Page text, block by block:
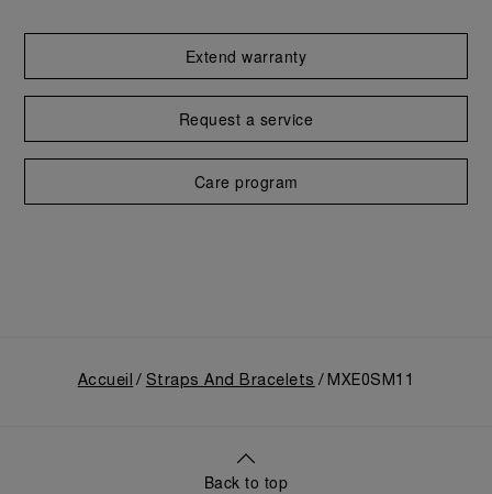
Extend warranty
Request a service
Care program
Accueil Straps And Bracelets MXE0SM11
Back to top